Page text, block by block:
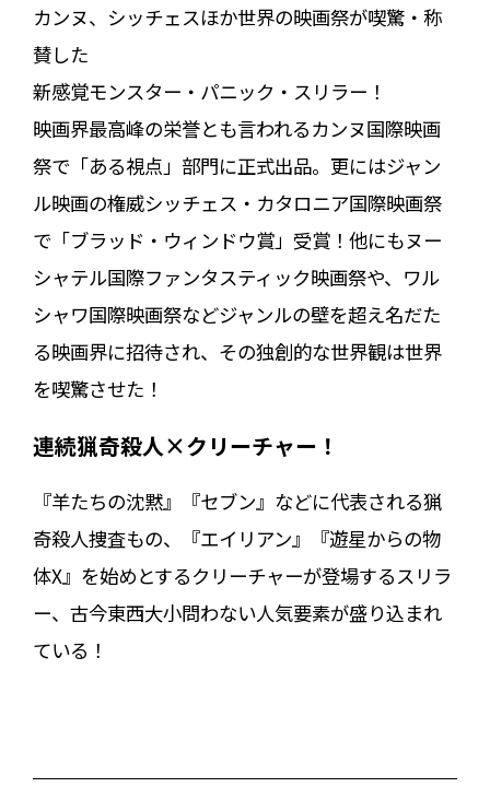
カンヌ、シッチェスほか世界の映画祭が喫驚・称
賛した
新感覚モンスター・パニック・スリラー！
映画界最高峰の栄誉とも言われるカンヌ国際映画
祭で「ある視点」部門に正式出品。更にはジャン
ル映画の権威シッチェス・カタロニア国際映画祭
で「ブラッド・ウィンドウ賞」受賞！他にもヌー
シャテル国際ファンタスティック映画祭や、ワル
シャワ国際映画祭などジャンルの壁を超え名だた
る映画界に招待され、その独創的な世界観は世界
を喫驚させた！
連続猟奇殺人×クリーチャー！
『羊たちの沈黙』『セブン』などに代表される猟
奇殺人捜査もの、『エイリアン』『遊星からの物
体X』を始めとするクリーチャーが登場するスリラ
ー、古今東西大小問わない人気要素が盛り込まれ
ている！